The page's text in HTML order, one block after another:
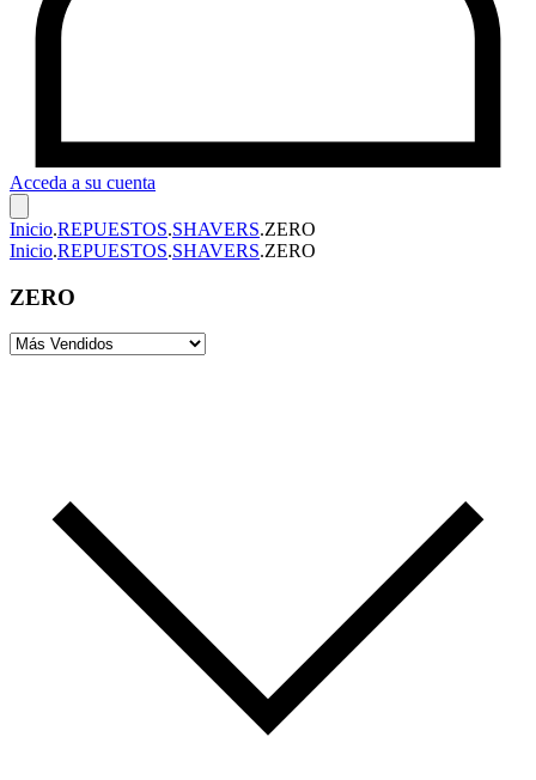
Acceda a su cuenta
Inicio.REPUESTOS.SHAVERS.ZERO
Inicio.REPUESTOS.SHAVERS.ZERO
ZERO